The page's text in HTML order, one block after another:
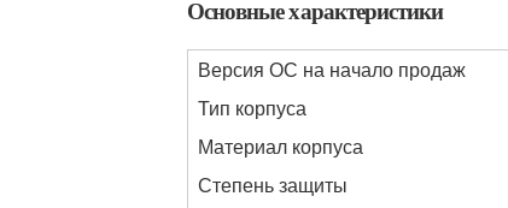
Основные характеристики
Версия ОС на начало продаж
Тип корпуса
Материал корпуса
Степень защиты